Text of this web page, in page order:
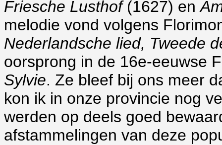
Friesche Lusthof(1627) en
melodie vond volgens
Nederlandsche lied, Tweede
oorsprong in de 16e-eeuwse
Sylvie. Ze bleef bij ons meer
kon ik in onze provincie nog
werden op deels goed
afstammelingen van deze